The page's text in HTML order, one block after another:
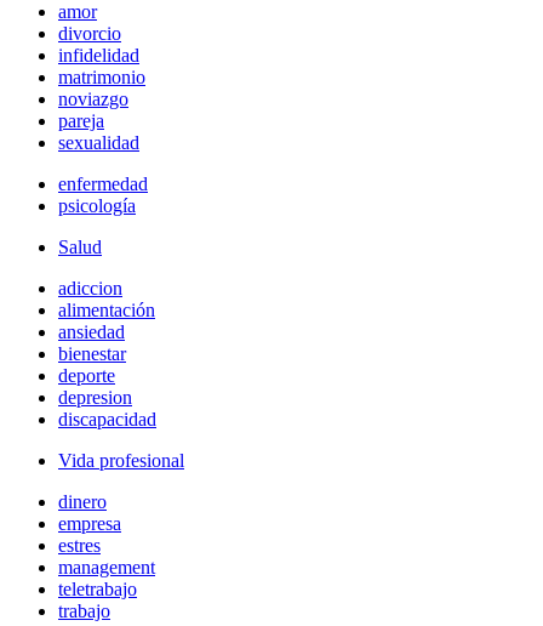
amor
divorcio
infidelidad
matrimonio
noviazgo
pareja
sexualidad
enfermedad
psicología
Salud
adiccion
alimentación
ansiedad
bienestar
deporte
depresion
discapacidad
Vida profesional
dinero
empresa
estres
management
teletrabajo
trabajo